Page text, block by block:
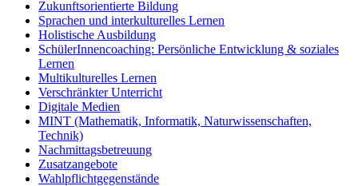
Zukunftsorientierte Bildung
Sprachen und interkulturelles Lernen
Holistische Ausbildung
SchülerInnencoaching: Persönliche Entwicklung & soziales
Lernen
Multikulturelles Lernen
Verschränkter Unterricht
Digitale Medien
MINT (Mathematik, Informatik, Naturwissenschaften,
Technik)
Nachmittagsbetreuung
Zusatzangebote
Wahlpflichtgegenstände